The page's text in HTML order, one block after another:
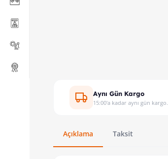
Aynı Gün Kargo
15:00'a kadar aynı gün kargo.
Açıklama Taksit